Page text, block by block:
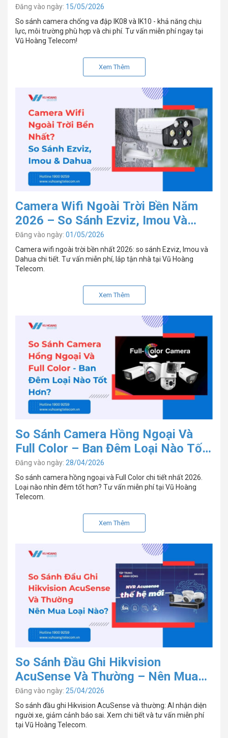
Đăng vào ngày: 15/05/2026
So sánh camera chống va đập IK08 và IK10 - khả năng chịu
lực, môi trường phù hợp và chi phí. Tư vấn miễn phí ngay tại
Vũ Hoàng Telecom!
Xem Thêm
Camera Wifi Ngoài Trời Bền Năm
2026 – So Sánh Ezviz, Imou Và
Dahua
Đăng vào ngày: 01/05/2026
Camera wifi ngoài trời bền nhất 2026: so sánh Ezviz, Imou và
Dahua chi tiết. Tư vấn miễn phí, lắp tận nhà tại Vũ Hoàng
Telecom.
Xem Thêm
So Sánh Camera Hồng Ngoại Và
Full Color – Ban Đêm Loại Nào Tốt
Hơn?
Đăng vào ngày: 28/04/2026
So sánh camera hồng ngoại và Full Color chi tiết nhất 2026.
Loại nào nhìn đêm tốt hơn? Tư vấn miễn phí tại Vũ Hoàng
Telecom.
Xem Thêm
So Sánh Đầu Ghi Hikvision
AcuSense Và Thường – Nên Mua
Loại Nào?
Đăng vào ngày: 25/04/2026
So sánh đầu ghi Hikvision AcuSense và thường: AI nhận diện
người xe, giảm cảnh báo sai. Xem chi tiết và tư vấn miễn phí
tại Vũ Hoàng Telecom.